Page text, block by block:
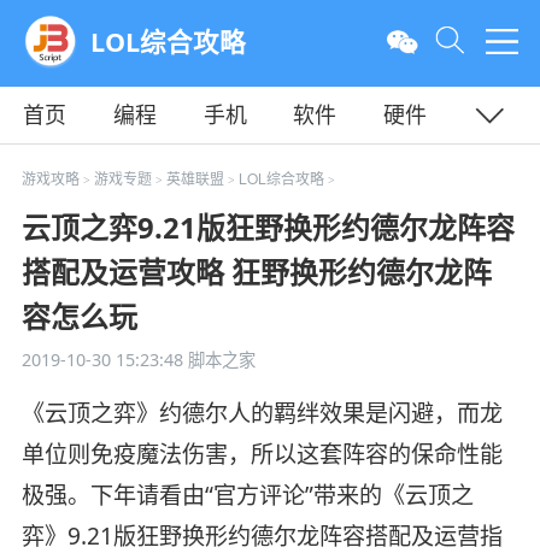
LOL综合攻略
首页 编程 手机 软件
硬件
教程
平面 服务器
游戏攻略> 游戏专题 > 英雄联盟 > LOL综合攻略>
云顶之弈9.21版狂野换形约德尔龙阵容
搭配及运营攻略 狂野换形约德尔龙阵
容怎么玩
2019-10-30 15:23:48脚本之家
《云顶之弈》约德尔人的羁绊效果是闪避，而龙
单位则免疫魔法伤害，所以这套阵容的保命性能
极强。下年请看由“官方评论”带来的《云顶之
弈》9.21版狂野换形约德尔龙阵容搭配及运营指